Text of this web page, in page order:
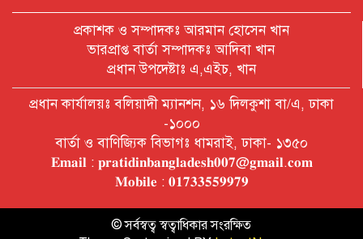
বিদেশ সফরে দেশের মানুষের স্বার্থ নিয়ে
কথা বলেছি : প্রধানমন্ত্রী
চীন বাংলাদেশের গুরুত্বপূর্ণ সহযোগি:
শি জিনপিং
দুপুরের মধ্যে ঢাকাসহ ৯ জেলায় ৬০
প্রকাশক ও সম্পাদকঃ আরমান হোসেন খান
ভারপ্রাপ্ত বার্তা সম্পাদকঃ আদিবা খান
প্রধান উপদেষ্টাঃ এ,এইচ, খান
প্রধান কার্যালয়ঃ বলিয়াদী ম্যানশন, ১৬ দিলকুশা বা/এ, ঢাকা
-১০০০
বার্তা ও বাণিজ্যিক বিভাগঃ ধামরাই, ঢাকা- ১৩৫০
𝐄𝐦𝐚𝐢𝐥 : 𝐩𝐫𝐚𝐭𝐢𝐝𝐢𝐧𝐛𝐚𝐧𝐠𝐥𝐚𝐝𝐞𝐬𝐡𝟎𝟎𝟕@𝐠𝐦𝐚𝐢𝐥.𝐜𝐨𝐦
𝐌𝐨𝐛𝐢𝐥𝐞 : 𝟎𝟏𝟕𝟑𝟑𝟓𝟓𝟗𝟗𝟕𝟗
© সর্বস্বত্ব স্বত্বাধিকার সংরক্ষিত